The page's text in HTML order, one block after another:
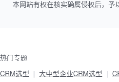
本网站有权在核实确属侵权后，予
热门专题
CRM选型
大中型企业CRM选型